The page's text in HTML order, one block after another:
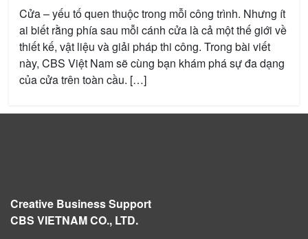
Cửa – yếu tố quen thuộc trong mỗi công trình. Nhưng ít
ai biết rằng phía sau mỗi cánh cửa là cả một thế giới về
thiết kế, vật liệu và giải pháp thi công. Trong bài viết
này, CBS Việt Nam sẽ cùng bạn khám phá sự đa dạng
của cửa trên toàn cầu. […]
Creative Business Support
CBS VIETNAM CO., LTD.